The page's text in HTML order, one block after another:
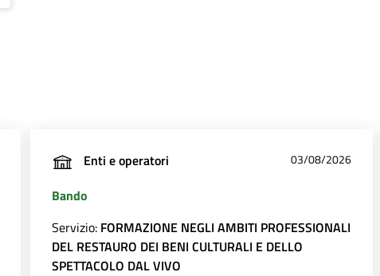
Enti e operatori 03/08/2026
Bando
Servizio: FORMAZIONE NEGLI AMBITI PROFESSIONALI
DEL RESTAURO DEI BENI CULTURALI E DELLO
SPETTACOLO DAL VIVO